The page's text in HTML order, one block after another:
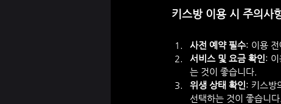
키스방 이용 시 주의사
사전 예약 필수: 이용 전
서비스 및 요금 확인 : 이
는 것이 좋습니다.
위생 상태 확인 : 키스방
선택하는 것이 좋습니다.